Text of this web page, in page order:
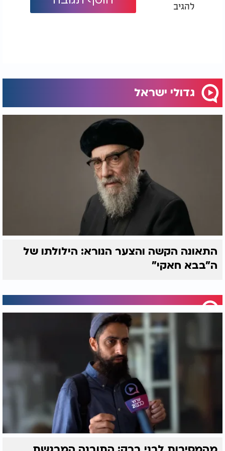
הדור שלאחריו - בהם ה"חיי אדם", ה"משנה ברורה",
להנחות אותנו גם היום
להגיב
גדולי ישראל
התאונה הקשה והצער הנורא: הילולתו של
ה"בבא חאקי"